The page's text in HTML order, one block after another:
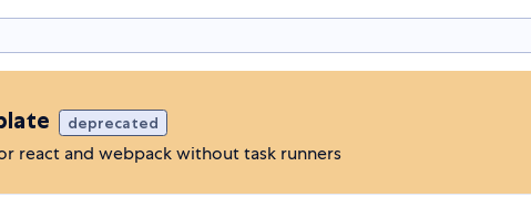
deprecated
react and webpack without task runners